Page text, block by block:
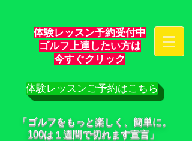
体験レッスン予約受付中
ゴルフ上達したい方は
​今すぐクリック
体験レッスンご予約はこちら
「ゴルフをもっと楽しく、簡単に。
100は１週間で切れます宣言」